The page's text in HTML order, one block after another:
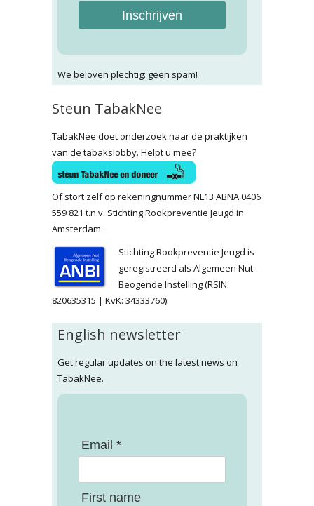
Inschrijven
We beloven plechtig: geen spam!
Steun TabakNee
TabakNee doet onderzoek naar de praktijken
van de tabakslobby. Helpt u mee?
Of stort zelf op rekeningnummer NL13 ABNA 0406
559 821 t.n.v. Stichting Rookpreventie Jeugd in
Amsterdam..
Stichting Rookpreventie Jeugd is
geregistreerd als Algemeen Nut
Beogende Instelling (RSIN:
820635315 | KvK: 34333760).
English newsletter
Get regular updates on the latest news on
TabakNee.
Email *
First name